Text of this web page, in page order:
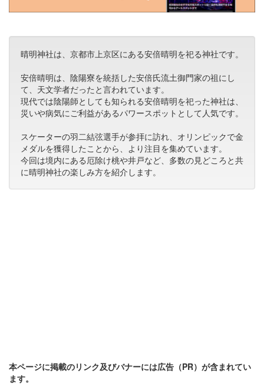
晴明神社は、京都市上京区にある安倍晴明を祀る神社です。
安倍晴明は、陰陽寮を統括した安倍氏流土御門家の祖にし
て、天文学者だったと言われています。
現代では陰陽師としても知られる安倍晴明を祀った神社は、
災いや病気にご利益があるパワースポットとして人気です。
スケーターの羽二結弦選手が参拝に訪れ、オリンピックで金
メダルを獲得したことから、より注目を集めています。
今回は境内にある厄除け桃や井戸など、多数の見どころと共
に晴明神社の楽しみ方を紹介します。
本ページに掲載のリンク及びバナーには広告（PR）が含まれてい
ます。